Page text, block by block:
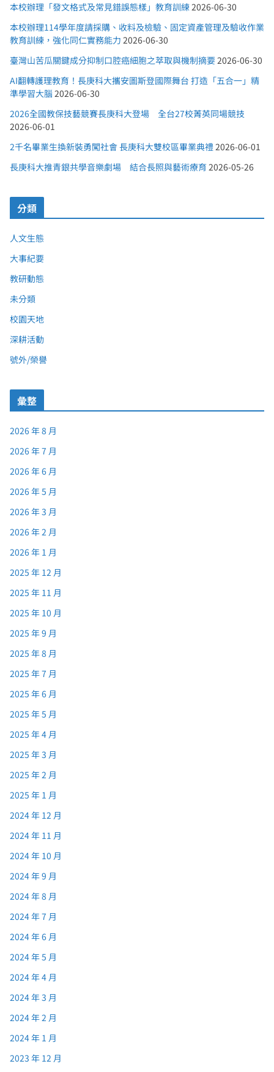
本校辦理「發文格式及常見錯誤態樣」教育訓練2026-06-30
本校辦理114學年度請採購、收料及檢驗、固定資產管理及驗收作業
教育訓練，強化同仁實務能力 2026-06-30
臺灣山苦瓜關鍵成分抑制口腔癌細胞之萃取與機制摘要2026-06-30
AI翻轉護理教育！長庚科大攜安圖斯登國際舞台 打造「五合一」精
準學習大腦 2026-06-30
2026全國教保技藝競賽長庚科大登場 全台27校菁英同場競技
2026-06-01
2千名畢業生換新裝勇闖社會 長庚科大雙校區畢業典禮2026-06-01
長庚科大推青銀共學音樂劇場 結合長照與藝術療育 2026-05-26
分類
人文生態
大事紀要
教研動態
未分類
校園天地
深耕活動
號外/榮譽
彙整
2026 年 8 月
2026 年 7 月
2026 年 6 月
2026 年 5 月
2026 年 3 月
2026 年 2 月
2026 年 1 月
2025 年 12 月
2025 年 11 月
2025 年 10 月
2025 年 9 月
2025 年 8 月
2025 年 7 月
2025 年 6 月
2025 年 5 月
2025 年 4 月
2025 年 3 月
2025 年 2 月
2025 年 1 月
2024 年 12 月
2024 年 11 月
2024 年 10 月
2024 年 9 月
2024 年 8 月
2024 年 7 月
2024 年 6 月
2024 年 5 月
2024 年 4 月
2024 年 3 月
2024 年 2 月
2024 年 1 月
2023 年 12 月